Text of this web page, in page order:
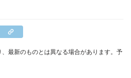
最新のものとは異なる場合があります。予